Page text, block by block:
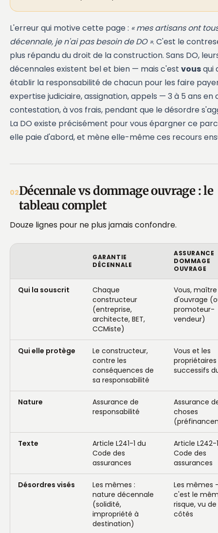
L'erreur qui motive cette page : « mes artisans ont
décennale, je n'ai pas besoin de DO ». C'est le
plus répandu du droit de la construction. Sans DO,
décennales existent bel et bien — mais c'est vousqui
établir la responsabilité de chacun pour les faire
expertise judiciaire, assignation, appels — 3 à 5 ans en
contestation, à vos frais, pendant que le désordre
La DO existe précisément pour vous épargner ce
elle paie d'abord, et mène elle-même ces recours
02Décennale vs dommage ouvrage : le
tableau complet
Douze lignes pour ne plus jamais confondre.
GARANTIE
DÉCENNALE
ASSURANCE
DOMMAGE
OUVRAGE
Qui la souscrit
Chaque
constructeur
(entreprise,
architecte, BET,
CCMiste)
Vous, maître
d'ouvrage
promoteur-
vendeur)
Qui elle protège
Le constructeur,
contre les
conséquences de
sa responsabilité
Vous et les
propriétaires
successifs
Nature
Assurance de
responsabilité
Assurance
choses
Texte
Article L241-1 du
Code des
assurances
Article L242-
Code des
assurances
Désordres visés
Les mêmes :
nature décennale
(solidité,
impropriété à
destination)
Les mêmes
c'est le
risque, vu
côtés